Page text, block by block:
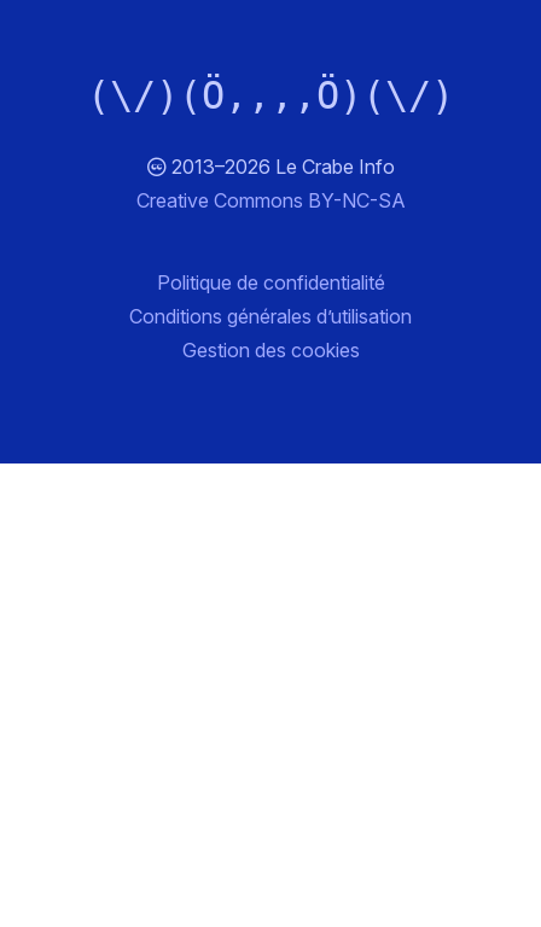
(\/)(Ö,,,,Ö)(\/)
2013–2026 Le Crabe Info
Creative Commons BY-NC-SA
Politique de confidentialité
Conditions générales d’utilisation
Gestion des cookies